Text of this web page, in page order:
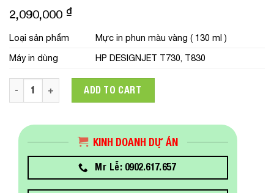
2,090,000 ₫
Loại sản phẩm
Mực in phun màu vàng ( 130 ml )
Máy in dùng
HP DESIGNJET T730, T830
Mực in phun HP 728 Yellow F9J65A quantity
ADD TO CART
KINH DOANH DỰ ÁN
Mr Lễ: 0902.617.657